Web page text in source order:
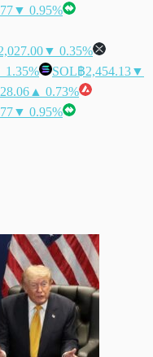
▼ 0.95%
▼ 0.35%
1.35% SOL฿2,454.13▼
▲ 0.73%
▼ 0.95%